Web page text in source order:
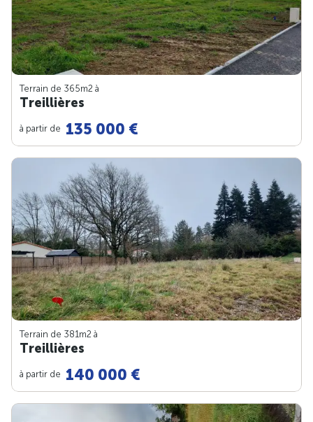
Terrain de 365m2 à
Treillières
à partir de 135 000 €
Terrain de 381m2 à
Treillières
à partir de 140 000 €